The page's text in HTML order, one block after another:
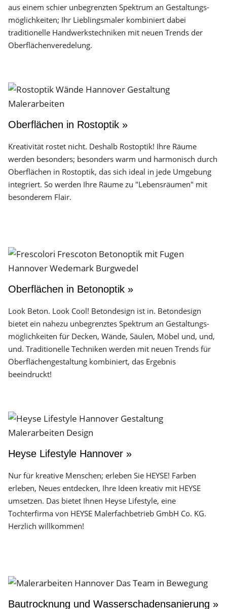
aus einem schier unbegrenzten Spektrum an Gestaltungs­
möglichkeiten; Ihr Lieblingsmaler kombiniert dabei
traditionelle Handwerks­techniken mit neuen Trends der
Oberflächen­veredelung.
Oberflächen in Rostoptik »
Kreativität rostet nicht. Deshalb Rostoptik! Ihre Räume
werden besonders; besonders warm und harmonisch durch
Oberflächen in Rostoptik, das sich ideal in jede Umgebung
integriert. So werden Ihre Räume zu "Lebensräumen" mit
besonderem Flair.
Oberflächen in Betonoptik »
Look Beton. Look Cool! Betondesign ist in. Betondesign
bietet ein nahezu unbegrenztes Spektrum an Gestaltungs­
möglichkeiten für Decken, Wände, Säulen, Möbel und, und,
und. Traditionelle Techniken werden mit neuen Trends für
Oberflächen­gestaltung kombiniert, das Ergebnis
beeindruckt!
Heyse Lifestyle Hannover »
Nur für kreative Menschen; erleben Sie HEYSE! Farben
erleben, Neues entdecken, Ihre Ideen kreativ mit HEYSE
umsetzen. Das bietet Ihnen Heyse Lifestyle, eine
Tochterfirma von HEYSE Malerfachbetrieb GmbH Co. KG.
Herzlich willkommen!
Bautrocknung und Wasserschadensanierung »